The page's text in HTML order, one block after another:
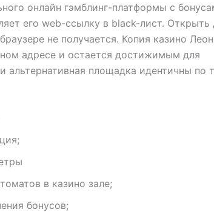
онлайн гэмблинг-платформы с
его web-ссылку в black-лист. Открыть
не получается. Копия казино Леон
адресе и остается достижимым для
альтернативная площадка идентичны по
в казино зале;
бонусов;